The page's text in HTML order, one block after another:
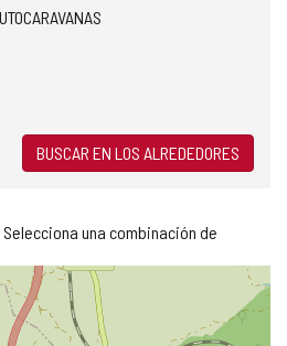
BUSCAR EN LOS ALREDEDORES
una combinación de